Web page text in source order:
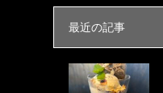
最近の記事